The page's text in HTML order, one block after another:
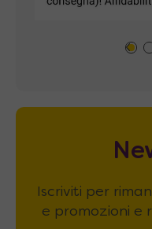
Iscriviti per
e promozioni e